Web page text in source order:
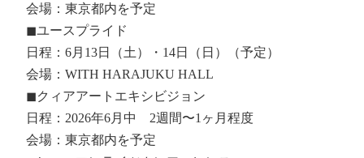
会場：東京都内を予定
◼︎ユースプライド
日程：6月13日（土）・14日（日）（予定）
会場：WITH HARAJUKU HALL
◼︎クィアアートエキシビジョン
日程：2026年6月中 2週間〜1ヶ月程度
会場：東京都内を予定